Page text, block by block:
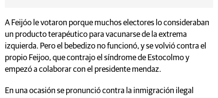
A Feijóo le votaron porque muchos electores lo consideraban
un producto terapéutico para vacunarse de la extrema
izquierda. Pero el bebedizo no funcionó, y se volvió contra el
propio Feijoo, que contrajo el síndrome de Estocolmo y
empezó a colaborar con el presidente mendaz.
En una ocasión se pronunció contra la inmigración ilegal